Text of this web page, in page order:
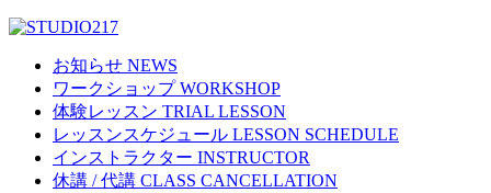
お知らせ NEWS
ワークショップ WORKSHOP
体験レッスン TRIAL LESSON
レッスンスケジュール LESSON SCHEDULE
インストラクター INSTRUCTOR
休講 / 代講 CLASS CANCELLATION